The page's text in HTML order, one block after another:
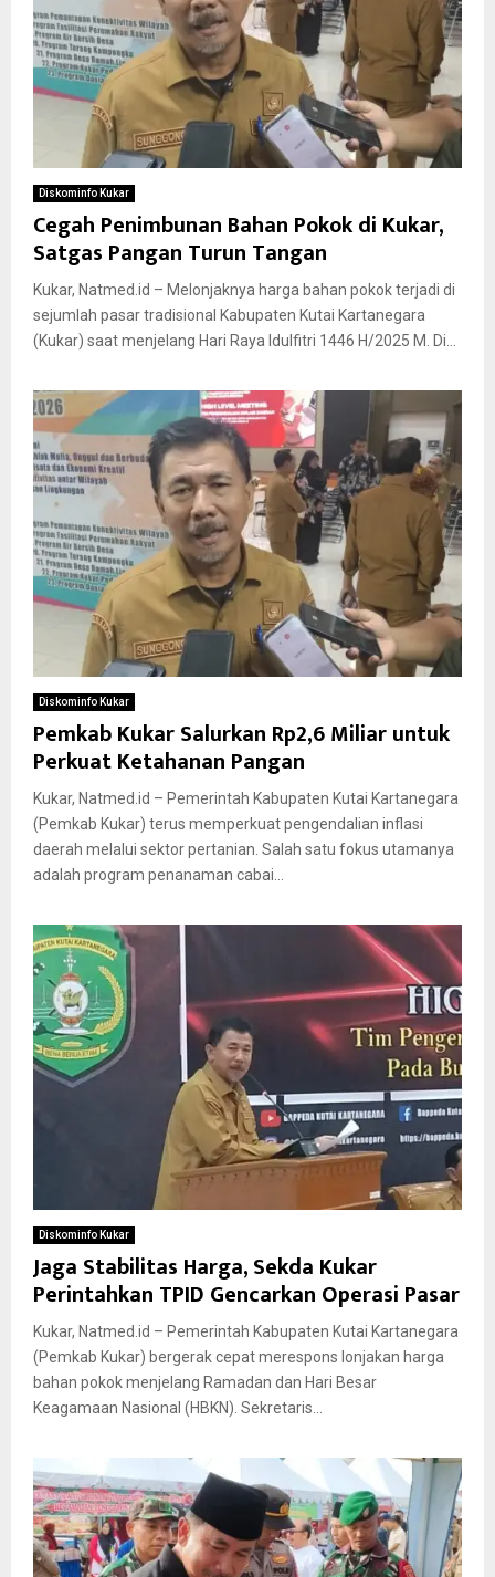
Diskominfo Kukar
Cegah Penimbunan Bahan Pokok di Kukar,
Satgas Pangan Turun Tangan
Kukar, Natmed.id – Melonjaknya harga bahan pokok terjadi di
sejumlah pasar tradisional Kabupaten Kutai Kartanegara
(Kukar) saat menjelang Hari Raya Idulfitri 1446 H/2025 M. Di...
Diskominfo Kukar
Pemkab Kukar Salurkan Rp2,6 Miliar untuk
Perkuat Ketahanan Pangan
Kukar, Natmed.id – Pemerintah Kabupaten Kutai Kartanegara
(Pemkab Kukar) terus memperkuat pengendalian inflasi
daerah melalui sektor pertanian. Salah satu fokus utamanya
adalah program penanaman cabai...
Diskominfo Kukar
Jaga Stabilitas Harga, Sekda Kukar
Perintahkan TPID Gencarkan Operasi Pasar
Kukar, Natmed.id – Pemerintah Kabupaten Kutai Kartanegara
(Pemkab Kukar) bergerak cepat merespons lonjakan harga
bahan pokok menjelang Ramadan dan Hari Besar
Keagamaan Nasional (HBKN). Sekretaris...